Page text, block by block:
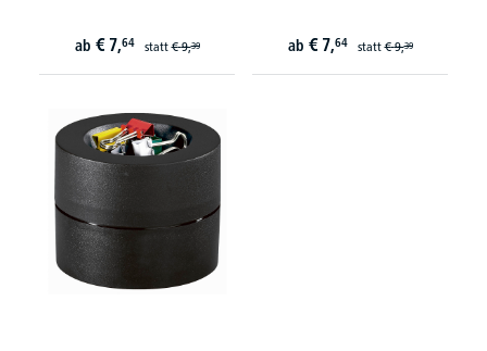
ab € 7,64 statt€ 9,39 ab € 7,64 statt€ 9,39